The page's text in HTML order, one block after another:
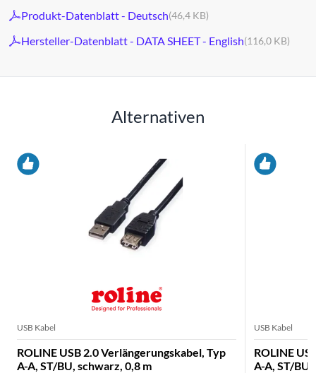
Produkt-Datenblatt - Deutsch(46,4 KB)
Hersteller-Datenblatt - DATA SHEET - English(116,0 KB)
Alternativen
USB Kabel
ROLINE USB 2.0 Verlängerungskabel, Typ
A-A, ST/BU, schwarz, 0,8 m
USB Kabel
ROLINE
A-A, ST/